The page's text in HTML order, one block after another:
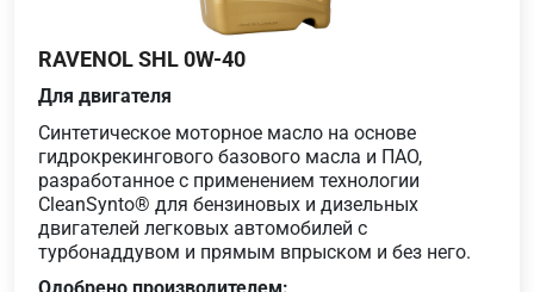
RAVENOL SHL 0W-40
Для двигателя
Синтетическое моторное масло на основе
гидрокрекингового базового масла и ПАО,
разработанное с применением технологии
CleanSynto® для бензиновых и дизельных
двигателей легковых автомобилей с
турбонаддувом и прямым впрыском и без него.